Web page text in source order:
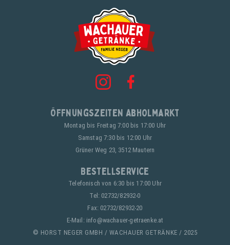
Öffnungszeiten Abholmarkt
Montag bis Freitag 7:00 bis 17:00 Uhr
Samstag 7:30 bis 12:00 Uhr
Grüner Weg 23, 3512 Mautern
Bestellservice
Telefonisch von 6:30 bis 17:00 Uhr
Tel: 02732/82932-0
Fax: 02732/82932-20
E-Mail: info@wachauer-getraenke.at
© HORST NEGER GMBH / WACHAUER GETRÄNKE / 2025